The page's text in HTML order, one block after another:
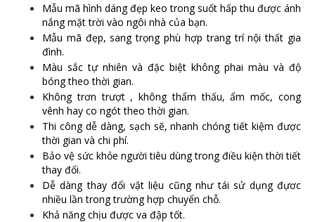
Mẫu mã hình dáng đẹp keo trong suốt hấp thu được ánh
nắng mặt trời vào ngôi nhà của bạn.
Mẫu mã đẹp, sang trọng phù hợp trang trí nội thất gia
đình.
Màu sắc tự nhiên và đặc biệt không phai màu và độ
bóng theo thời gian.
Không trơn trượt , không thẩm thấu, ẩm mốc, cong
vênh hay co ngót theo thời gian.
Thi công dễ dàng, sạch sẽ, nhanh chóng tiết kiệm được
thời gian và chi phí.
Bảo vệ sức khỏe người tiêu dùng trong điều kiện thời tiết
thay đổi.
Dễ dàng thay đổi vật liệu cũng như tái sử dụng đựơc
nhiều lần trong trường hợp chuyển chỗ.
Khả năng chịu được va đập tốt.